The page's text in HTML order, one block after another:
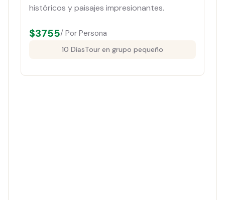
históricos y paisajes impresionantes.
$3755/ Por Persona
10 DíasTour en grupo pequeño